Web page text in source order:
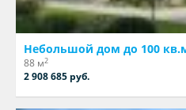
Небольшой дом до 100
88 м2
2 908 685 руб.